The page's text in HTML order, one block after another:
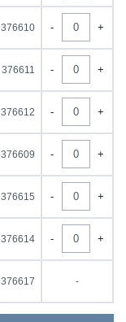
376610 - +
376611 - +
376612 - +
376609 - +
376615 - +
376614 - +
376617 -